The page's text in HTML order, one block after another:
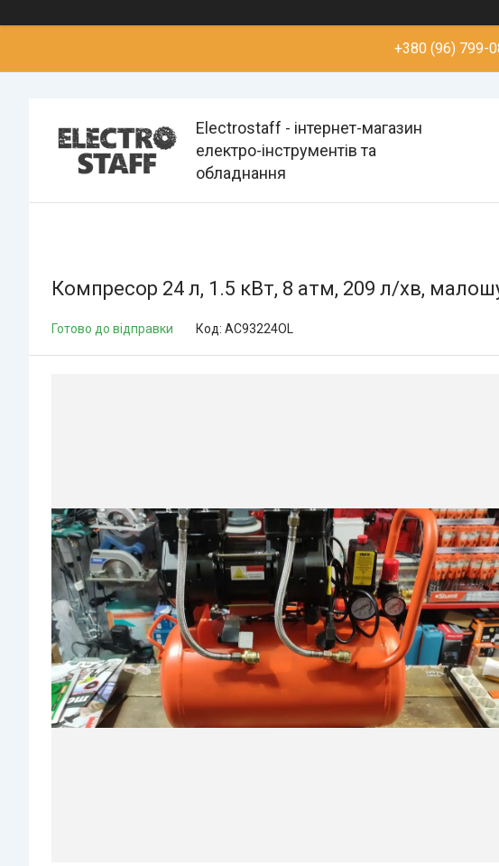
+380 (96) 799-
Electrostaff - інтернет-магазин
електро-інструментів та
обладнання
Компресор 24 л, 1.5 кВт, 8 атм, 209 л/хв,
Готово до відправки Код: AC93224OL